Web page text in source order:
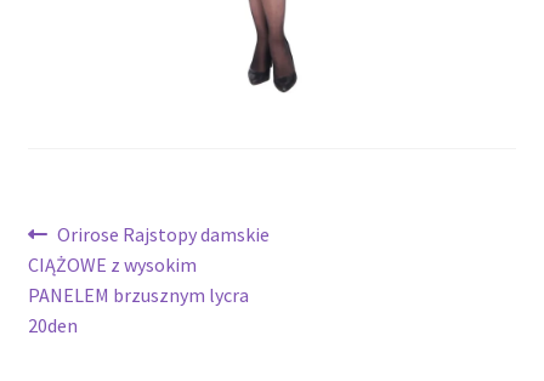
Nawigacja
wpisu
Poprzedni
wpis:
Orirose Rajstopy damskie
CIĄŻOWE z wysokim
PANELEM brzusznym lycra
20den